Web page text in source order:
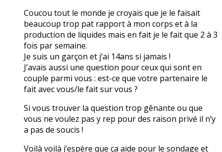
Coucou tout le monde je croyais que je le faisait
beaucoup trop pat rapport à mon corps et à la
production de liquides mais en fait je le fait que 2 à 3
fois par semaine.
Je suis un garçon et j’ai 14ans si jamais !
J’avais aussi une question pour ceux qui sont en
couple parmi vous : est-ce que votre partenaire le
fait avec vous/le fait sur vous ?
Si vous trouver la question trop gênante ou que
vous ne voulez pas y rep pour des raison privé il n’y
a pas de soucis !
Voilà voilà j’espère que ça aide pour le sondage et